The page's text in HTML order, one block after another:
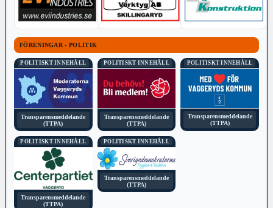
FÖRENINGAR - POLITIK
POLITISKT INNEHÅLL
Transparensmeddelande
(TTPA)
POLITISKT INNEHÅLL
Transparensmeddelande
(TTPA)
POLITISKT INNEHÅLL
Transparensmeddelande
(TTPA)
POLITISKT INNEHÅLL
Transparensmeddelande
(TTPA)
POLITISKT INNEHÅLL
Transparensmeddelande
(TTPA)